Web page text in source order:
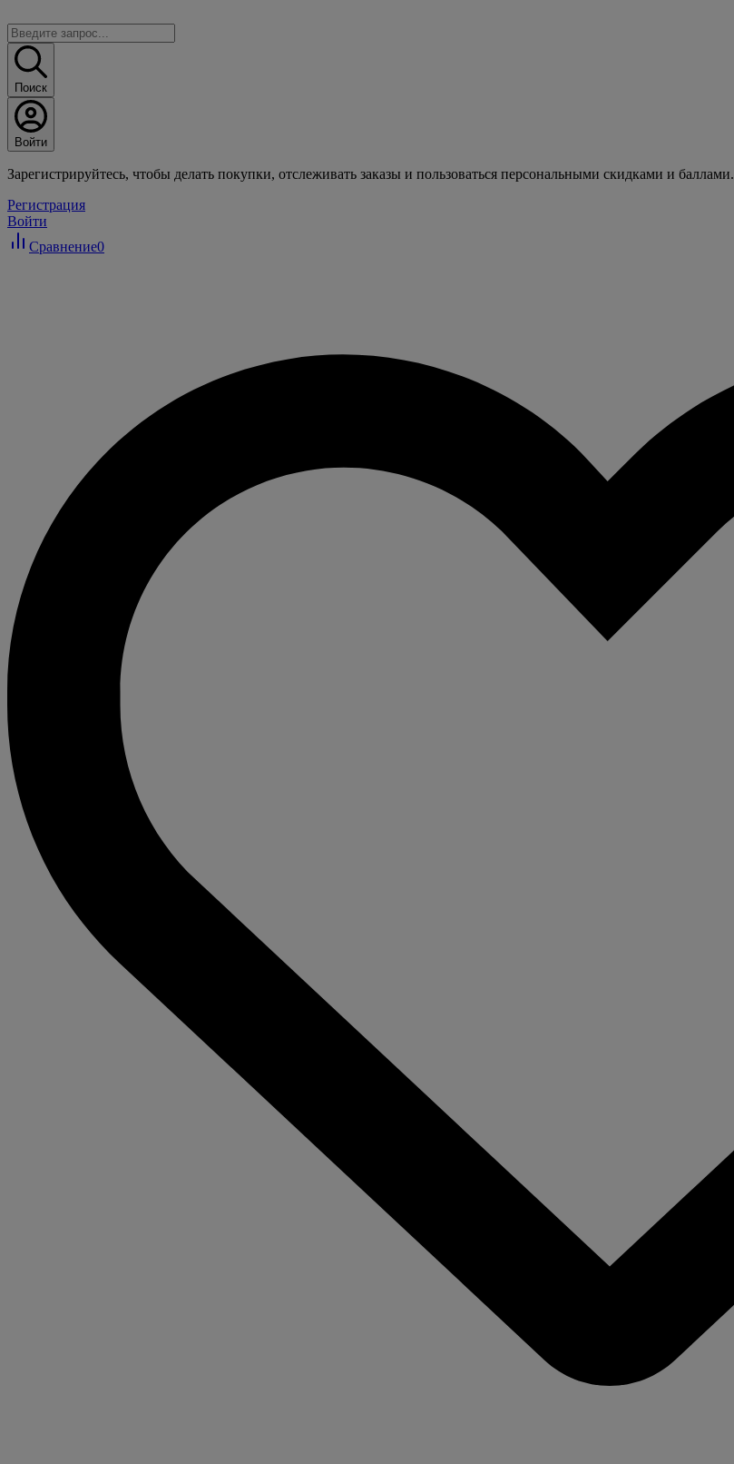
Поиск
Войти
Зарегистрируйтесь, чтобы делать покупки, отслеживать заказы и пользоваться персональными скидками и баллами.
Регистрация
Войти
Сравнение0